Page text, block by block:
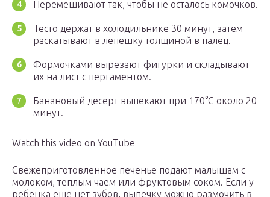
Перемешивают так, чтобы не осталось комочков.
Тесто держат в холодильнике 30 минут, затем
раскатывают в лепешку толщиной в палец.
Формочками вырезают фигурки и складывают
их на лист с пергаментом.
Банановый десерт выпекают при 170°С около 20
минут.
Watch this video on YouTube
Свежеприготовленное печенье подают малышам с
молоком, теплым чаем или фруктовым соком. Если у
ребенка еще нет зубов, выпечку можно размочить в